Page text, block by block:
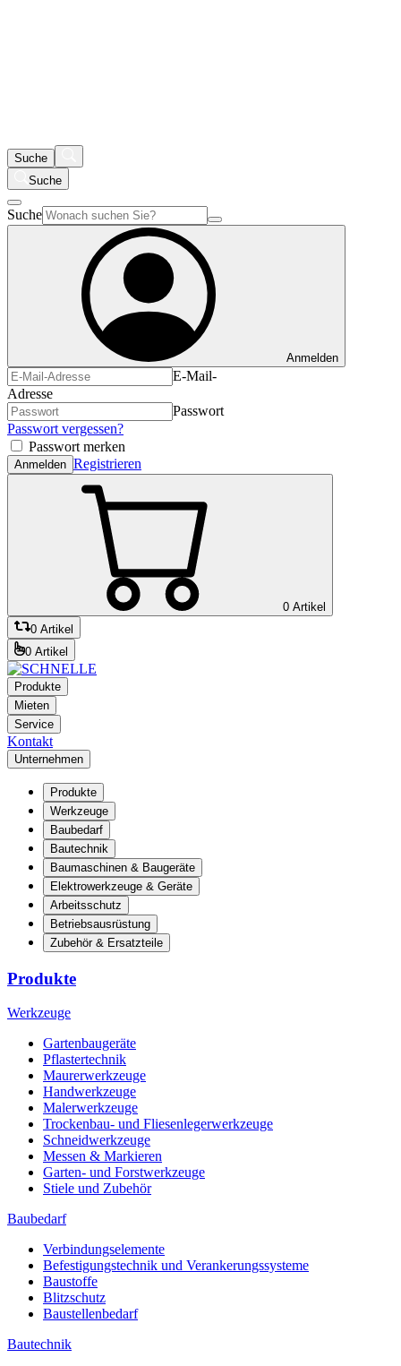
Suche
Suche
Suche
Anmelden
E-Mail-
Adresse
Passwort
Passwort vergessen?
Passwort merken
Anmelden Registrieren
0 Artikel
0 Artikel
0 Artikel
Produkte
Mieten
Service
Kontakt
Unternehmen
Produkte
Werkzeuge
Baubedarf
Bautechnik
Baumaschinen & Baugeräte
Elektrowerkzeuge & Geräte
Arbeitsschutz
Betriebsausrüstung
Zubehör & Ersatzteile
Produkte
Werkzeuge
Gartenbaugeräte
Pflastertechnik
Maurerwerkzeuge
Handwerkzeuge
Malerwerkzeuge
Trockenbau- und Fliesenlegerwerkzeuge
Schneidwerkzeuge
Messen & Markieren
Garten- und Forstwerkzeuge
Stiele und Zubehör
Baubedarf
Verbindungselemente
Befestigungstechnik und Verankerungssysteme
Baustoffe
Blitzschutz
Baustellenbedarf
Bautechnik